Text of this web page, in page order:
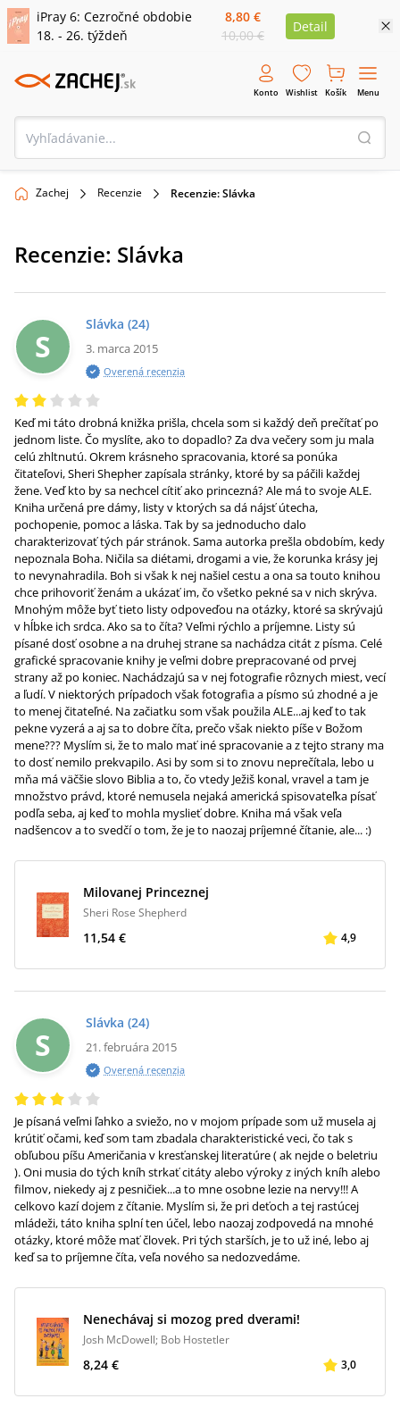
iPray 6: Cezročné obdobie
18. - 26. týždeň
8,80 €
10,00 €
Detail
Konto Wishlist Košík Menu
Zachej Recenzie Recenzie: Slávka
Recenzie: Slávka
Milovanej Princeznej
Sheri Rose Shepherd
11,54 € 4,9
S
Slávka (24)
3. marca 2015
Overená recenzia
Keď mi táto drobná knižka prišla, chcela som si každý deň prečítať po
jednom liste. Čo myslíte, ako to dopadlo? Za dva večery som ju mala
celú zhltnutú. Okrem krásneho spracovania, ktoré sa ponúka
čitateľovi, Sheri Shepher zapísala stránky, ktoré by sa páčili každej
žene. Veď kto by sa nechcel cítiť ako princezná? Ale má to svoje ALE.
Kniha určená pre dámy, listy v ktorých sa dá nájsť útecha,
pochopenie, pomoc a láska. Tak by sa jednoducho dalo
charakterizovať tých pár stránok. Sama autorka prešla obdobím, kedy
nepoznala Boha. Ničila sa diétami, drogami a vie, že korunka krásy jej
to nevynahradila. Boh si však k nej našiel cestu a ona sa touto knihou
chce prihovoriť ženám a ukázať im, čo všetko pekné sa v nich skrýva.
Mnohým môže byť tieto listy odpoveďou na otázky, ktoré sa skrývajú
v hĺbke ich srdca. Ako sa to číta? Veľmi rýchlo a príjemne. Listy sú
písané dosť osobne a na druhej strane sa nachádza citát z písma. Celé
grafické spracovanie knihy je veľmi dobre prepracované od prvej
strany až po koniec. Nachádzajú sa v nej fotografie rôznych miest, vecí
a ľudí. V niektorých prípadoch však fotografia a písmo sú zhodné a je
to menej čitateľné. Na začiatku som však použila ALE...aj keď to tak
pekne vyzerá a aj sa to dobre číta, prečo však niekto píše v Božom
mene??? Myslím si, že to malo mať iné spracovanie a z tejto strany ma
to dosť nemilo prekvapilo. Asi by som si to znovu neprečítala, lebo u
mňa má väčšie slovo Biblia a to, čo vtedy Ježiš konal, vravel a tam je
množstvo právd, ktoré nemusela nejaká americká spisovateľka písať
podľa seba, aj keď to mohla myslieť dobre. Kniha má však veľa
nadšencov a to svedčí o tom, že je to naozaj príjemné čítanie, ale... :)
Nenechávaj si mozog pred dverami!
Josh McDowell; Bob Hostetler
8,24 € 3,0
S
Slávka (24)
21. februára 2015
Overená recenzia
Je písaná veľmi ľahko a sviežo, no v mojom prípade som už musela aj
krútiť očami, keď som tam zbadala charakteristické veci, čo tak s
obľubou píšu Američania v kresťanskej literatúre ( ak nejde o beletriu
). Oni musia do tých kníh strkať citáty alebo výroky z iných kníh alebo
filmov, niekedy aj z pesničiek...a to mne osobne lezie na nervy!!! A
celkovo kazí dojem z čítanie. Myslím si, že pri deťoch a tej rastúcej
mládeži, táto kniha splní ten účel, lebo naozaj zodpovedá na mnohé
otázky, ktoré môže mať človek. Pri tých starších, je to už iné, lebo aj
keď sa to príjemne číta, veľa nového sa nedozvedáme.